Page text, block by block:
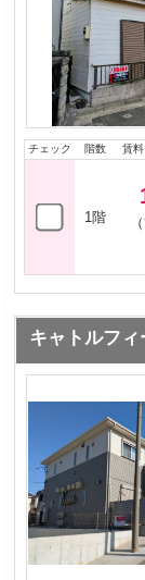
チェック 階数 賃料
1階
キャトルフィ